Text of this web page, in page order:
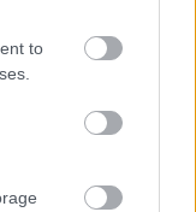
toSőt, bátran
momentumot
során
is világot
téma kapcsán.
rajongásom